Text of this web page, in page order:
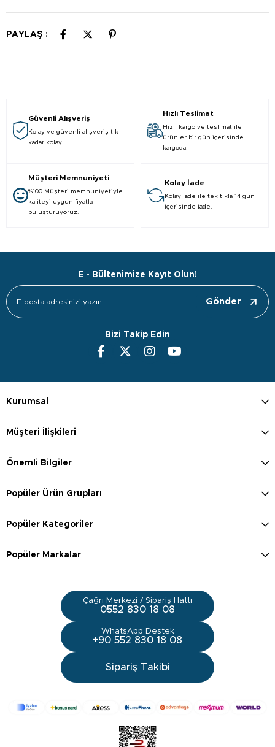
PAYLAŞ :
Güvenli Alışveriş
Kolay ve güvenli alışveriş tık
kadar kolay!
Hızlı Teslimat
Hızlı kargo ve teslimat ile
ürünler bir gün içerisinde
kargoda!
Müşteri Memnuniyeti
%100 Müşteri memnuniyetiyle
kaliteyi uygun fiyatla
buluşturuyoruz.
Kolay İade
Kolay iade ile tek tıkla 14 gün
içerisinde iade.
E - Bültenimize Kayıt Olun!
Gönder
Bizi Takip Edin
Kurumsal
Müşteri İlişkileri
Önemli Bilgiler
Popüler Ürün Grupları
Popüler Kategoriler
Popüler Markalar
Çağrı Merkezi / Sipariş Hattı
0552 830 18 08
WhatsApp Destek
+90 552 830 18 08
Sipariş Takibi